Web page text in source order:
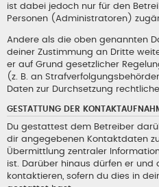
ist dabei jedoch nur für den
Personen (Administratoren)
Andere als die oben genannten
deiner Zustimmung an Dritte
er auf Grund gesetzlicher
(z. B. an
Daten zur Durchsetzung
GESTATTUNG DER
Du gestattest dem Betreiber
dir angegebenen Kontaktdaten
Übermittlung zentraler
ist. Darüber hinaus dürfen er und
kontaktieren, sofern du dies in